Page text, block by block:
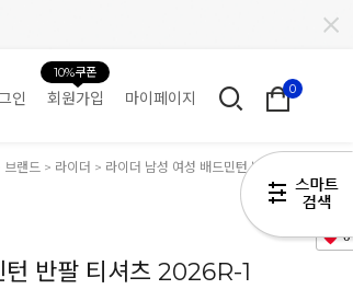
인 회원가입
10%쿠폰
마이페이지 0
브랜드 > 라이더 > 라이더 남성 여성 배드민턴 반팔 티셔츠
0
턴 반팔 티셔츠 2026R-1